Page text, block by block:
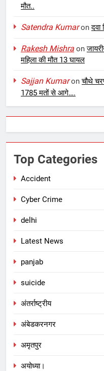
मौत..
Satendra Kumaron
Rakesh Mishra on
महिला की मौत 13 घायल
Sajjan Kumaronचौथे
1785 मतों से आगे….
Top Categories
Accident
Cyber Crime
delhi
Latest News
panjab
suicide
अंतर्राष्ट्रीय
अंबेडकरनगर
अमृतपुर
अयोध्या।